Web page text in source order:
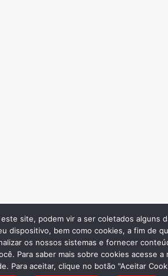
site, podem vir a ser coletados alguns
dispositivo, bem como cookies, a fim de
os nossos sistemas e fornecer
Para saber mais sobre cookies acesse a
Para aceitar, clique no botão "Aceitar